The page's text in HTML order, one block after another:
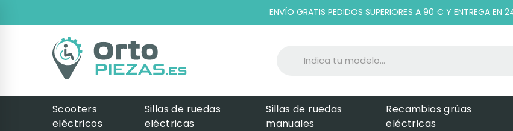
ENVÍO GRATIS PEDIDOS SUPERIORES A 90 € Y ENTREGA EN
Scooters
eléctricos
Sillas de ruedas
eléctricas
Sillas de ruedas
manuales
Recambios grúas
eléctricas